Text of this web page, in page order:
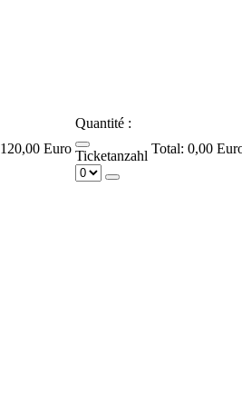
120,00 Euro
Quantité :
Ticketanzahl 0,00